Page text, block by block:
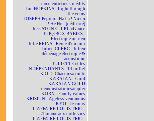
mn d'entretiens inédits
Jon HOPKINS - Light through
the veins
JOSEPH Pepino - Ha ha ! No no
! He He ! [dédicacé]
Joss STONE - LP1 advance
JUKEBOX BABIES -
Électrique ou rien
Julie REINS - Reine d'un jour
Julien CLERC - Julien
déménage électrique &
acoustique
JULIETTE et les
INDÉPENDANTS - 14 juillet
K.O.D. Chacun sa route
KARAJAN - Gold
KARAJAN GOLD
demonstration sampler
KORN - Family values
KRISIUN - Ageless venomous
KYO - Je cours
L'AFFAIRE LOUIS TRIO -
L'homme aux mille vies
L'AFFAIRE LOUIS TRIO -